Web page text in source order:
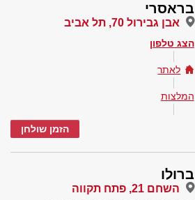
בראסרי
אבן גבירול 70, תל אביב
הצג טלפון
לאתר
המלצות
הזמן שולחן
ברולו
השחם 21, פתח תקווה